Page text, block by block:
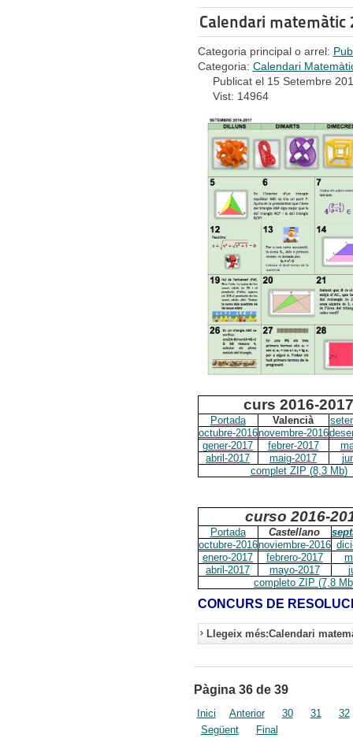
Calendari matemàtic
Categoria principal o arrel:
Categoria: Calendari
Publicat el 15 Setembre
Vist: 14964
curs 2016-
Portada Valencià
octubre-2016novembre-2016
gener-2017
febrer-2017
abril-2017
maig-2017
complet ZIP (8,3 Mb)
curso 2016-
Portada Castellano
octubre-2016noviembre-2016
enero-2017
febrero-2017
abril-2017
mayo-2017
completo ZIP (7,8
CONCURS DE
Llegeix més:Calendari
Pàgina 36 de 39
Inici Anterior 30 31
32
Següent
Final